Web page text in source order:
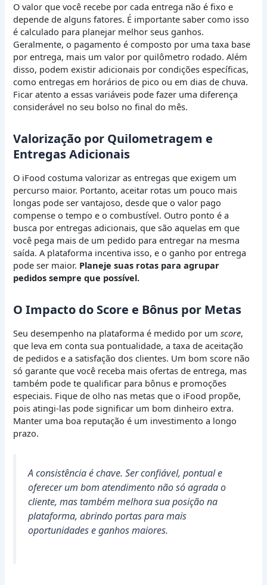
O valor que você recebe por cada entrega não é fixo e
depende de alguns fatores. É importante saber como isso
é calculado para planejar melhor seus ganhos.
Geralmente, o pagamento é composto por uma taxa base
por entrega, mais um valor por quilômetro rodado. Além
disso, podem existir adicionais por condições específicas,
como entregas em horários de pico ou em dias de chuva.
Ficar atento a essas variáveis pode fazer uma diferença
considerável no seu bolso no final do mês.
Valorização por Quilometragem e
Entregas Adicionais
O iFood costuma valorizar as entregas que exigem um
percurso maior. Portanto, aceitar rotas um pouco mais
longas pode ser vantajoso, desde que o valor pago
compense o tempo e o combustível. Outro ponto é a
busca por entregas adicionais, que são aquelas em que
você pega mais de um pedido para entregar na mesma
saída. A plataforma incentiva isso, e o ganho por entrega
pode ser maior. Planeje suas rotas para agrupar
pedidos sempre que possível.
O Impacto do Score e Bônus por Metas
Seu desempenho na plataforma é medido por umscore,
que leva em conta sua pontualidade, a taxa de aceitação
de pedidos e a satisfação dos clientes. Um bom score não
só garante que você receba mais ofertas de entrega, mas
também pode te qualificar para bônus e promoções
especiais. Fique de olho nas metas que o iFood propõe,
pois atingi-las pode significar um bom dinheiro extra.
Manter uma boa reputação é um investimento a longo
prazo.
A consistência é chave. Ser confiável, pontual e
oferecer um bom atendimento não só agrada o
cliente, mas também melhora sua posição na
plataforma, abrindo portas para mais
oportunidades e ganhos maiores.